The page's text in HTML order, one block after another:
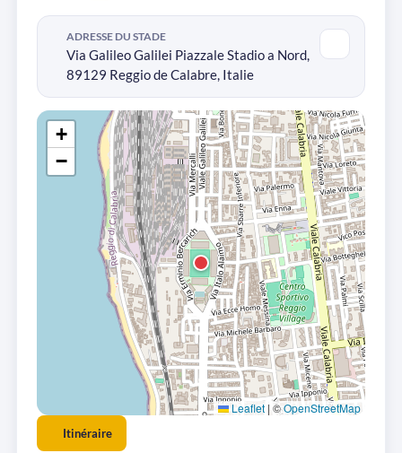
ADRESSE DU STADE
Via Galileo Galilei Piazzale Stadio a Nord,
89129 Reggio de Calabre, Italie
+
−
Leaflet | ©OpenStreetMap
Itinéraire